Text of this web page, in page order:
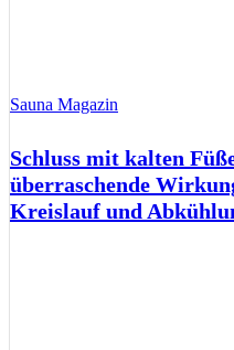
Sauna Magazin
Schluss mit kalten
überraschende
Kreislauf und